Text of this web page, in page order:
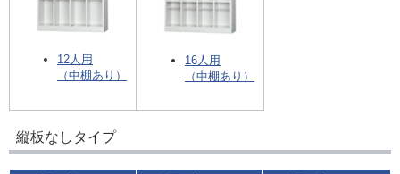
12人用
（中棚あり）
16人用
（中棚あり）
縦板なしタイプ